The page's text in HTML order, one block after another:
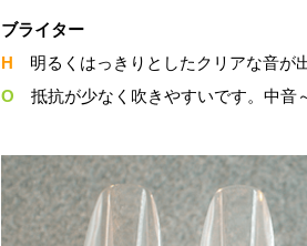
ブライター
H 明るくはっきりとしたクリアな音が
O抵抗が少なく吹きやすいです。中音